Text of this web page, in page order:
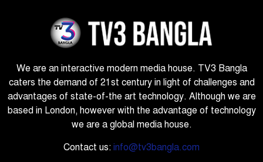
We are an interactive modern media house. TV3 Bangla
caters the demand of 21st century in light of challenges and
advantages of state-of-the art technology. Although we are
based in London, however with the advantage of technology
we are a global media house.
Contact us: info@tv3bangla.com